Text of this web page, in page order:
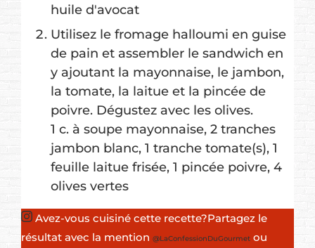
huile d'avocat
Utilisez le fromage halloumi en guise
de pain et assembler le sandwich en
y ajoutant la mayonnaise, le jambon,
la tomate, la laitue et la pincée de
poivre. Dégustez avec les olives.
1 c. à soupe mayonnaise, 2 tranches
jambon blanc, 1 tranche tomate(s), 1
feuille laitue frisée, 1 pincée poivre, 4
olives vertes
Avez-vous cuisiné cette recette?Partagez le
résultat avec la mention @LaConfessionDuGourmetou